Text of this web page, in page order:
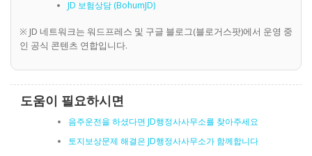
JD 보험상담 (BohumJD)
※ JD 네트워크는 워드프레스 및 구글 블로그(블로거스팟)에서 운영 중
인 공식 콘텐츠 연합입니다.
도움이 필요하시면
음주운전을 하셨다면 JD행정사사무소를 찾아주세요
토지보상문제 해결은 JD행정사사무소가 함께합니다